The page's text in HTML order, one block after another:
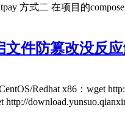
方式二 在项目的
件防篡改没反
Redhat x86：wget